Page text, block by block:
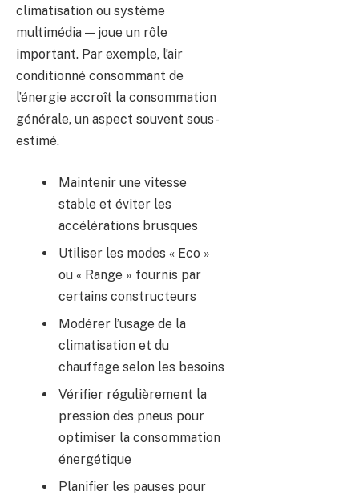
climatisation ou système
multimédia — joue un rôle
important. Par exemple, l’air
conditionné consommant de
l’énergie accroît la consommation
générale, un aspect souvent sous-
estimé.
Maintenir une vitesse
stable et éviter les
accélérations brusques
Utiliser les modes « Eco »
ou « Range » fournis par
certains constructeurs
Modérer l’usage de la
climatisation et du
chauffage selon les besoins
Vérifier régulièrement la
pression des pneus pour
optimiser la consommation
énergétique
Planifier les pauses pour